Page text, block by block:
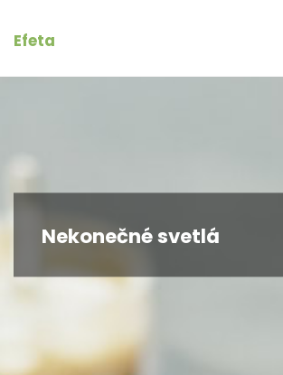
Efeta
Nekonečné svetlá